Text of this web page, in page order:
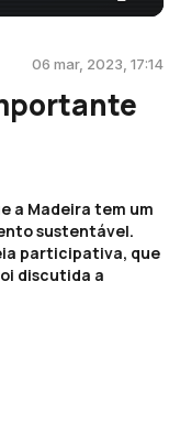
06 mar, 2023, 17:14
a Madeira tem um
sustentável.
participativa, que
discutida a